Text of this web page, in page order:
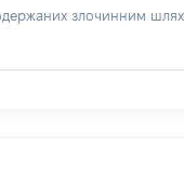
одержаних злочинним